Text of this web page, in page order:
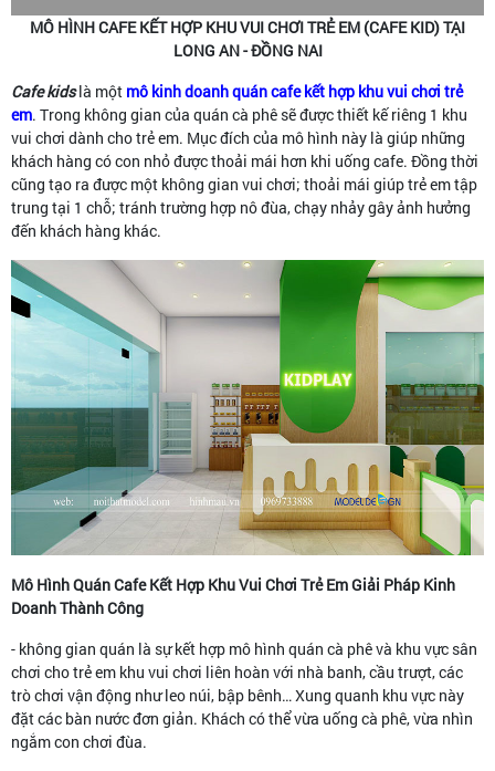
MÔ HÌNH CAFE KẾT HỢP KHU VUI CHƠI TRẺ EM (CAFE KID) TẠI
LONG AN - ĐỒNG NAI
Cafe kidslà một mô kinh doanh quán cafe kết hợp khu vui chơi trẻ
em. Trong không gian của quán cà phê sẽ được thiết kế riêng 1 khu
vui chơi dành cho trẻ em. Mục đích của mô hình này là giúp những
khách hàng có con nhỏ được thoải mái hơn khi uống cafe. Đồng thời
cũng tạo ra được một không gian vui chơi; thoải mái giúp trẻ em tập
trung tại 1 chỗ; tránh trường hợp nô đùa, chạy nhảy gây ảnh hưởng
đến khách hàng khác.
Mô Hình Quán Cafe Kết Hợp Khu Vui Chơi Trẻ Em Giải Pháp Kinh
Doanh Thành Công
- không gian quán là sự kết hợp mô hình quán cà phê và khu vực sân
chơi cho trẻ em khu vui chơi liên hoàn với nhà banh, cầu trượt, các
trò chơi vận động như leo núi, bập bênh… Xung quanh khu vực này
đặt các bàn nước đơn giản. Khách có thể vừa uống cà phê, vừa nhìn
ngắm con chơi đùa.